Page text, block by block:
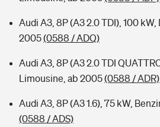
Audi A3, 8P (A3 2.0 TDI), 100
2005(0588 / ADQ)
Audi A3, 8P (A3 2.0 TDI
Limousine, ab 2005(0588 / ADR)
Audi A3, 8P (A3 1.6), 75 kW,
(0588 / ADS)